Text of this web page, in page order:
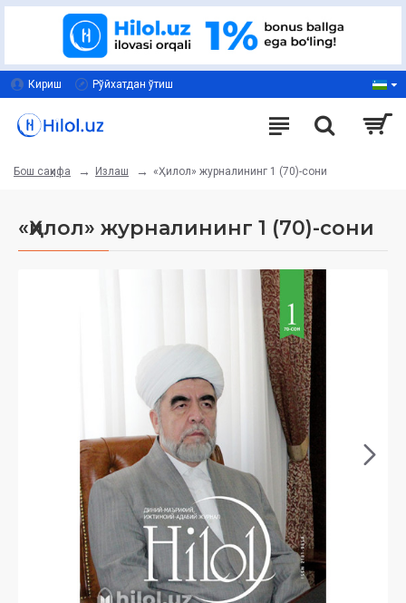
Кириш Рўйхатдан ўтиш
Бош саҳифа Излаш «Ҳилол» журналининг 1 (70)-сони
«Ҳилол» журналининг 1 (70)-сони